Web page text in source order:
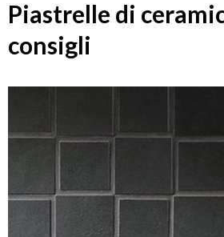
Piastrelle di
consigli